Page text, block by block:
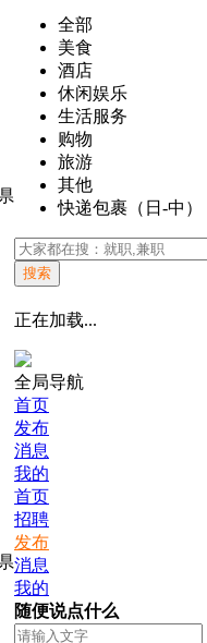
全部
美食
酒店
休闲娱乐
生活服务
购物
旅游
其他
快递包裹（日-中）
搜索
正在加载...
全局导航
首页
发布
消息
我的
首页
招聘
发布
消息
我的
随便说点什么